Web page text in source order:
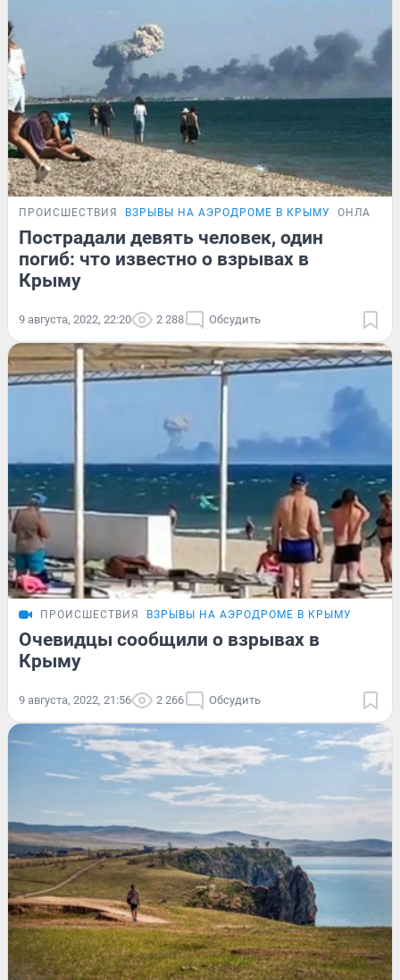
ПРОИСШЕСТВИЯ ВЗРЫВЫ НА АЭРОДРОМЕ В КРЫМУ ОНЛАЙН-
Пострадали девять человек, один
погиб: что известно о взрывах в
Крыму
9 августа, 2022, 22:20 2 288 Обсудить
ПРОИСШЕСТВИЯ ВЗРЫВЫ НА АЭРОДРОМЕ В КРЫМУ
Очевидцы сообщили о взрывах в
Крыму
9 августа, 2022, 21:56 2 266 Обсудить